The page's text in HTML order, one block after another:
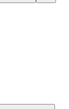
нитью
произведений